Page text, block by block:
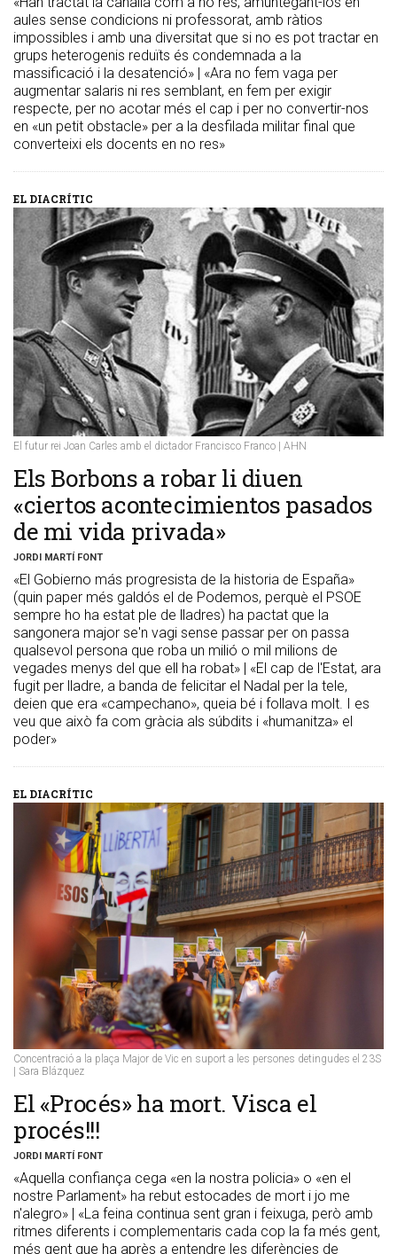
aules sense condicions ni professorat, amb ràtios
impossibles i amb una diversitat que si no es pot tractar en
grups heterogenis reduïts és condemnada a la
massificació i la desatenció» | «Ara no fem vaga per
augmentar salaris ni res semblant, en fem per exigir
respecte, per no acotar més el cap i per no convertir-nos
en «un petit obstacle» per a la desfilada militar final que
converteixi els docents en no res»
EL DIACRÍTIC
El futur rei Joan Carles amb el dictador Francisco Franco | AHN
​Els Borbons a robar li diuen
«ciertos acontecimientos pasados
de mi vida privada»
JORDI MARTÍ FONT
«El Gobierno más progresista de la historia de España»
(quin paper més galdós el de Podemos, perquè el PSOE
sempre ho ha estat ple de lladres) ha pactat que la
sangonera major se'n vagi sense passar per on passa
qualsevol persona que roba un milió o mil milions de
vegades menys del que ell ha robat» | «El cap de l'Estat, ara
fugit per lladre, a banda de felicitar el Nadal per la tele,
deien que era «campechano», queia bé i follava molt. I es
veu que això fa com gràcia als súbdits i «humanitza» el
poder»
EL DIACRÍTIC
Concentració a la plaça Major de Vic en suport a les persones detingudes el 23S
| Sara Blázquez
​El «Procés» ha mort. Visca el
procés!!!
JORDI MARTÍ FONT
«Aquella confiança cega «en la nostra policia» o «en el
nostre Parlament» ha rebut estocades de mort i jo me
n'alegro» | «La feina continua sent gran i feixuga, però amb
ritmes diferents i complementaris cada cop la fa més gent,
més gent que ha après a entendre les diferències de